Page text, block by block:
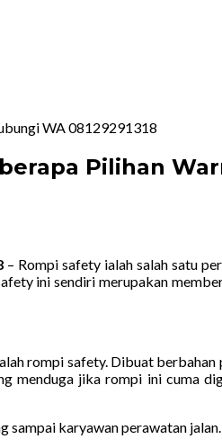
WA 08129291318
Pilihan
– Rompi safety ialah salah satu
ini sendiri merupakan
rompi safety. Dibuat berbahan
menduga jika rompi ini cuma
sampai karyawan perawatan jalan.